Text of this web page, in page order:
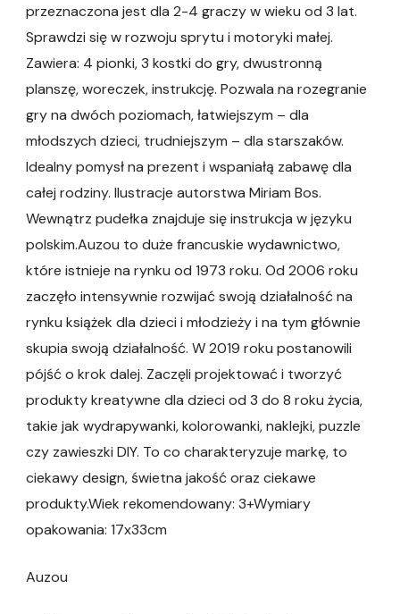
przeznaczona jest dla 2-4 graczy w wieku od 3 lat.
Sprawdzi się w rozwoju sprytu i motoryki małej.
Zawiera: 4 pionki, 3 kostki do gry, dwustronną
planszę, woreczek, instrukcję. Pozwala na rozegranie
gry na dwóch poziomach, łatwiejszym – dla
młodszych dzieci, trudniejszym – dla starszaków.
Idealny pomysł na prezent i wspaniałą zabawę dla
całej rodziny. Ilustracje autorstwa Miriam Bos.
Wewnątrz pudełka znajduje się instrukcja w języku
polskim.Auzou to duże francuskie wydawnictwo,
które istnieje na rynku od 1973 roku. Od 2006 roku
zaczęło intensywnie rozwijać swoją działalność na
rynku książek dla dzieci i młodzieży i na tym głównie
skupia swoją działalność. W 2019 roku postanowili
pójść o krok dalej. Zaczęli projektować i tworzyć
produkty kreatywne dla dzieci od 3 do 8 roku życia,
takie jak wydrapywanki, kolorowanki, naklejki, puzzle
czy zawieszki DIY. To co charakteryzuje markę, to
ciekawy design, świetna jakość oraz ciekawe
produkty.Wiek rekomendowany: 3+Wymiary
opakowania: 17x33cm
Auzou